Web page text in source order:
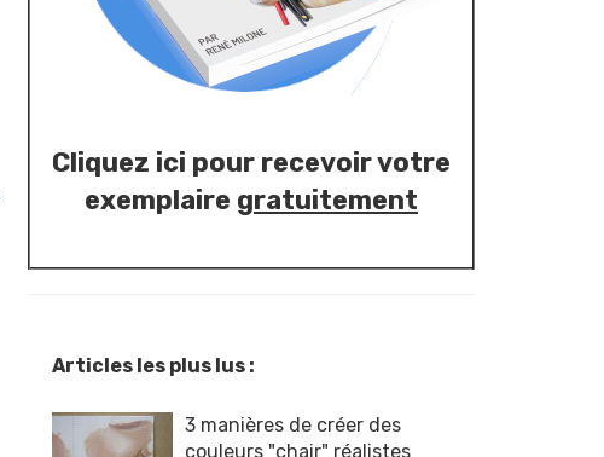
Cliquez ici pour recevoir votre
exemplaire gratuitement
Articles les plus lus :
3 manières de créer des
couleurs "chair" réalistes